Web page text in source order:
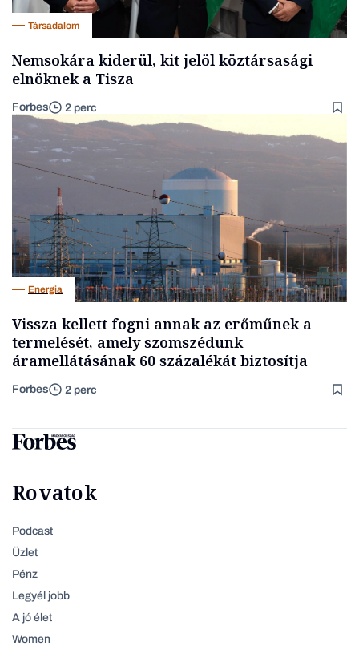
Társadalom
Nemsokára kiderül, kit jelöl köztársasági
elnöknek a Tisza
Forbes 2 perc
Energia
Vissza kellett fogni annak az erőműnek a
termelését, amely szomszédunk
áramellátásának 60 százalékát biztosítja
Forbes 2 perc
Rovatok
Podcast
Üzlet
Pénz
Legyél jobb
A jó élet
Women